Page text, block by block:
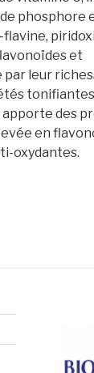
phosphore
et
par leur
apporte des
en
oxydantes.